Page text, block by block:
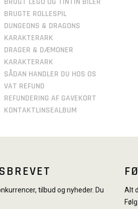
BRUGTE ROLLESPIL
DUNGEONS & DRAGONS
KARAKTERARK
DRAGER & DÆMONER
KARAKTERARK
SÅDAN HANDLER DU HOS OS
VAT REFUND
REFUNDERING AF GAVEKORT
KONTAKTLINSEALBUM
tilbud og nyheder. Du
Alt